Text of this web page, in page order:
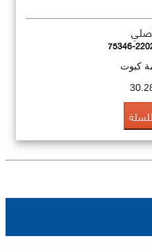
75346-
كبوت